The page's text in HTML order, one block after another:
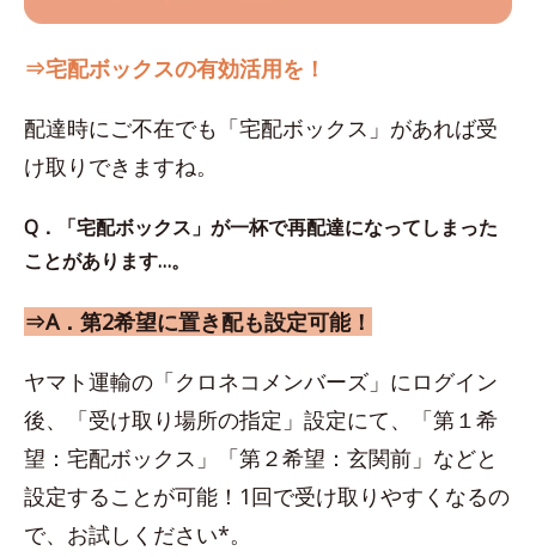
⇒宅配ボックスの有効活用を！
配達時にご不在でも「宅配ボックス」があれば受
け取りできますね。
Q．「宅配ボックス」が一杯で再配達になってしまった
ことがあります…。
⇒A．第2希望に置き配も設定可能！
ヤマト運輸の「クロネコメンバーズ」にログイン
後、「受け取り場所の指定」設定にて、「第１希
望：宅配ボックス」「第２希望：玄関前」などと
設定することが可能！1回で受け取りやすくなるの
で、お試しください*。